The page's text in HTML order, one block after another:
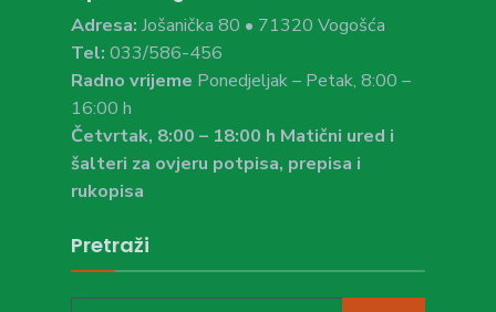
Adresa: Jošanička 80 • 71320 Vogošća
Tel: 033/586-456
Radno vrijeme Ponedjeljak – Petak, 8:00 –
16:00 h
Četvrtak, 8:00 – 18:00 h Matični ured i
šalteri za ovjeru potpisa, prepisa i
rukopisa
Pretraži